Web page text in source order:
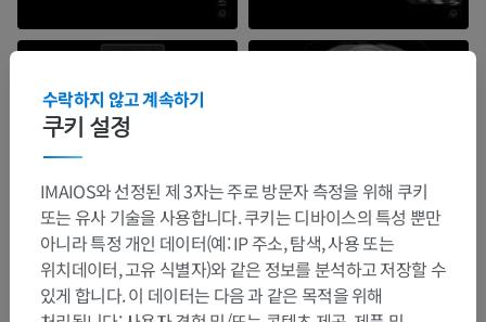
쿠키 설정
수락하지 않고 계속하기
IMAIOS와 선정된 제 3자는 주로 방문자 측정을 위해 쿠키
또는 유사 기술을 사용합니다. 쿠키는 디바이스의 특성 뿐만
아니라 특정 개인 데이터(예: IP 주소, 탐색, 사용 또는
위치데이터, 고유 식별자)와 같은 정보를 분석하고 저장할 수
있게 합니다. 이 데이터는 다음 과 같은 목적을 위해